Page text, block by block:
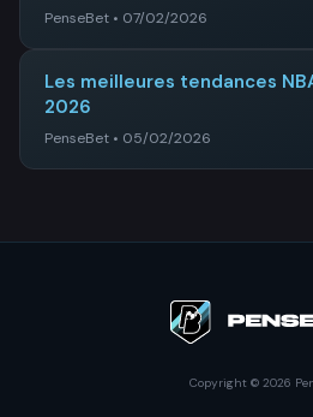
PenseBet • 07/02/2026
Les meilleures tendances
2026
PenseBet • 05/02/2026
Copyright © 2026